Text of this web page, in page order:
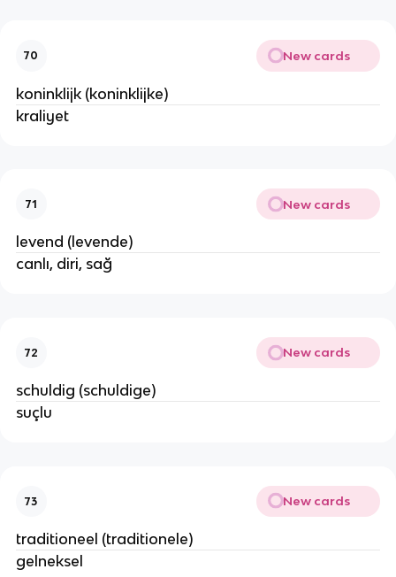
70 New cards
koninklijk (koninklijke)
kraliyet
71 New cards
levend (levende)
canlı, diri, sağ
72 New cards
schuldig (schuldige)
suçlu
73 New cards
traditioneel (traditionele)
gelneksel